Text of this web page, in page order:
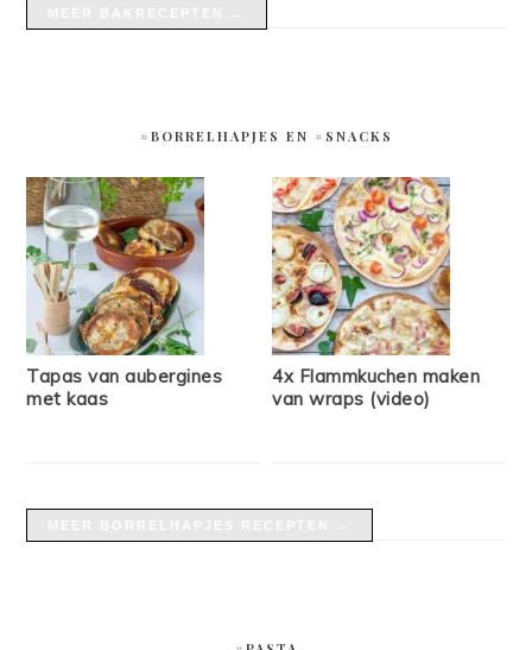
#BORRELHAPJES EN #SNACKS
Tapas van aubergines
met kaas
4x Flammkuchen maken
van wraps (video)